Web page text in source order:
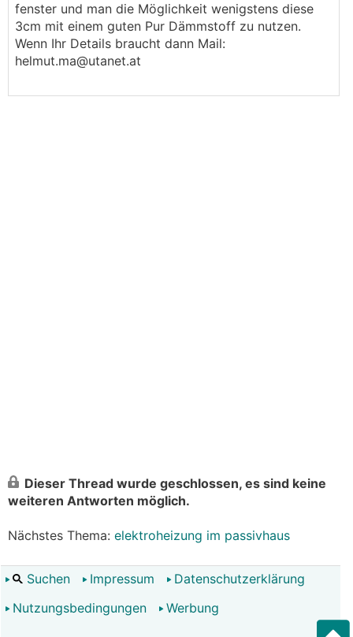
fenster und man die Möglichkeit wenigstens diese
3cm mit einem guten Pur Dämmstoff zu nutzen.
Wenn Ihr Details braucht dann Mail:
helmut.ma@utanet.at
Dieser Thread wurde geschlossen, es sind keine
weiteren Antworten möglich.
Nächstes Thema: elektroheizung im passivhaus
Suchen Impressum
Datenschutzerklärung
Nutzungsbedingungen
Werbung